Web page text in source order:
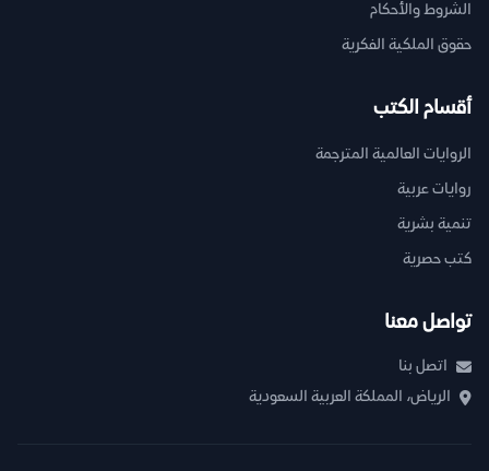
الشروط والأحكام
حقوق الملكية الفكرية
أقسام الكتب
الروايات العالمية المترجمة
روايات عربية
تنمية بشرية
كتب حصرية
تواصل معنا
اتصل بنا
الرياض، المملكة العربية السعودية